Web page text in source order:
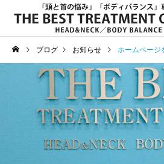
サービスサンプル4
ブログ お知らせ ホームページ